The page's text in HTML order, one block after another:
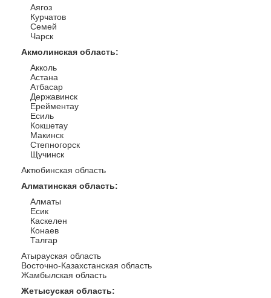
Аягоз
Курчатов
Семей
Чарск
Акмолинская область:
Акколь
Астана
Атбасар
Державинск
Ерейментау
Есиль
Кокшетау
Макинск
Степногорск
Щучинск
Актюбинская область
Алматинская область:
Алматы
Есик
Каскелен
Конаев
Талгар
Атырауская область
Восточно-Казахстанская область
Жамбылская область
Жетысуская область: